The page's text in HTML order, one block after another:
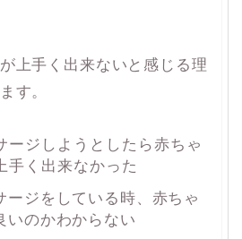
上手く出来ないと感じる理
す。
ージしようとしたら赤ちゃ
手く出来なかった
ージをしている時、赤ちゃ
いのかわからない